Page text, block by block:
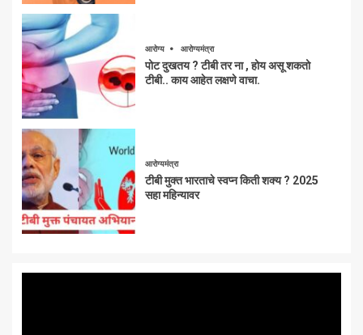
आरोग्य आरोग्यमंत्रा
पोट दुखतय ? टीबी तर ना , होय असू शकतो
टीबी.. काय आहेत लक्षणे वाचा.
आरोग्यमंत्रा
टीबी मुक्त भारताचे स्वप्न किती शक्य ? 2025
सहा महिन्यावर